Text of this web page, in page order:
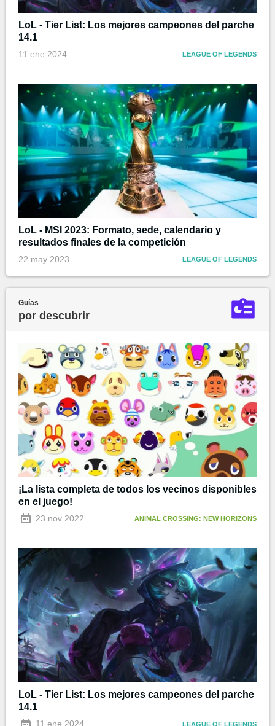
LoL - Tier List: Los mejores campeones del parche
14.1
11 ene 2024 LEAGUE OF LEGENDS
LoL - MSI 2023: Formato, sede, calendario y
resultados finales de la competición
22 may 2023 LEAGUE OF LEGENDS
Guías
por descubrir
¡La lista completa de todos los vecinos disponibles
en el juego!
23 nov 2022 ANIMAL CROSSING: NEW HORIZONS
LoL - Tier List: Los mejores campeones del parche
14.1
11 ene 2024 LEAGUE OF LEGENDS